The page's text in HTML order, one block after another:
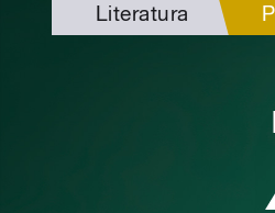
Literatura